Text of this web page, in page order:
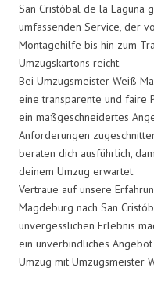
San Cristóbal de la Laguna
umfassenden Service, der
Montagehilfe bis hin zum
Umzugskartons reicht.
Bei Umzugsmeister Weiß
eine transparente und faire
ein maßgeschneidertes
Anforderungen
beraten dich ausführlich,
deinem Umzug erwartet.
Vertraue auf unsere
Magdeburg nach San
unvergesslichen Erlebnis
ein unverbindliches
Umzug mit Umzugsmeister